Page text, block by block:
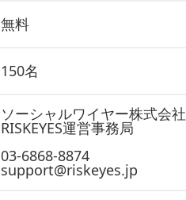
無料
150名
ソーシャルワイヤー株式会社
RISKEYES運営事務局
03-6868-8874
support@riskeyes.jp